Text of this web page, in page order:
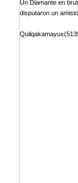
Un Diamante en
disputaron un